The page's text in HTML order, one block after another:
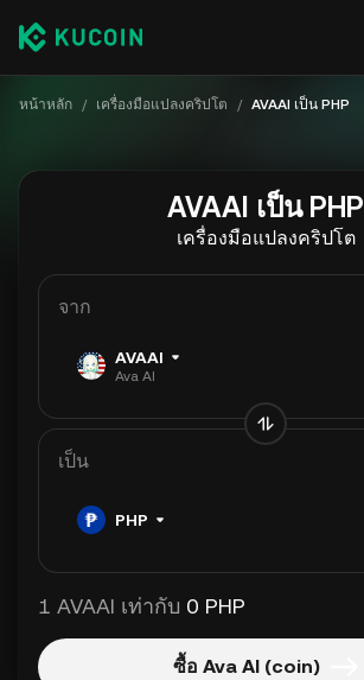
หน้าหลัก / เครื่องมือแปลงคริปโต / AVAAI เป็น PHP
AVAAI เป็น PHP
เครื่องมือแปลงคริปโต
จาก
AVAAI
Ava AI
เป็น
PHP
1 AVAAI เท่ากับ 0 PHP
ซื้อ Ava AI (coin)